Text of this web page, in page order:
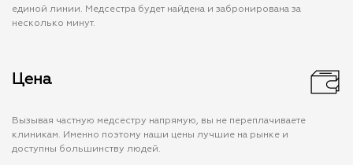
единой линии. Медсестра будет найдена и забронирована за
несколько минут.
Цена
Вызывая частную медсестру напрямую, вы не переплачиваете
клиникам. Именно поэтому наши цены лучшие на рынке и
доступны большинству людей.